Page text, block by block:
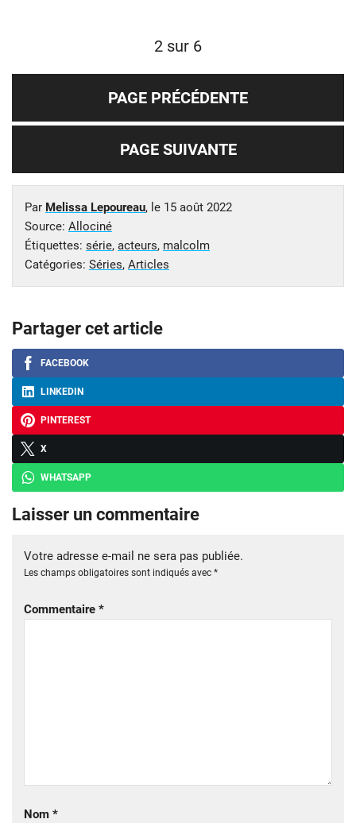
2 sur 6
PAGE PRÉCÉDENTE
PAGE SUIVANTE
Par Melissa Lepoureau, le 15 août 2022
Source: Allociné
Étiquettes: série, acteurs, malcolm
Catégories: Séries, Articles
Partager cet article
FACEBOOK
LINKEDIN
PINTEREST
X
WHATSAPP
Laisser un commentaire
Votre adresse e-mail ne sera pas publiée.
Les champs obligatoires sont indiqués avec *
Commentaire *
Nom *